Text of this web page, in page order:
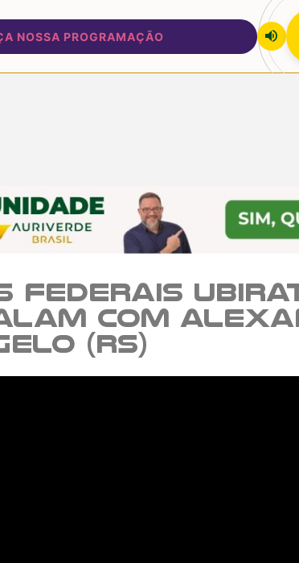
PROGRAMAÇÃO volume_up
Federais
com
(RS)